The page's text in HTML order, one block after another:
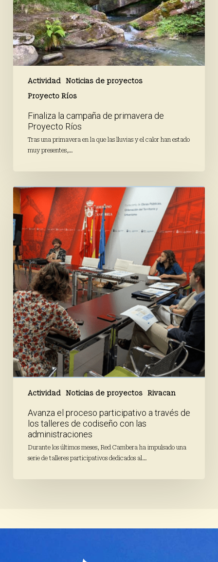
Actividad
Noticias de proyectos
Proyecto Ríos
Proyecto
Ríos
Finaliza la campaña de primavera de
Proyecto Ríos
Tras una primavera en la que las lluvias y el calor han estado
muy presentes,…
Actividad Noticias de proyectos Rivacan
Avanza
el
proceso
participativo
a
través
de
los
talleres
de
codiseño
con
las
administraciones
Avanza el proceso participativo a través de
los talleres de codiseño con las
administraciones
Durante los últimos meses, Red Cambera ha impulsado una
serie de talleres participativos dedicados al…